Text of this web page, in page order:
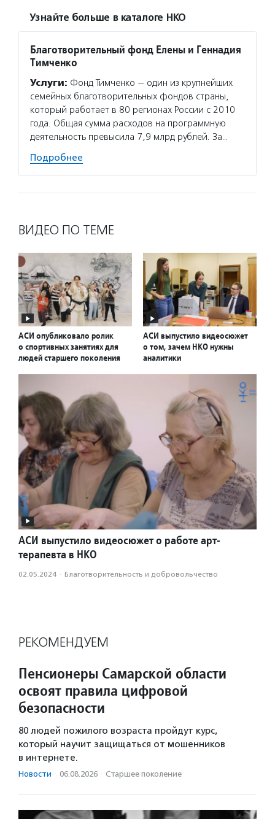
Узнайте больше в каталоге НКО
Благотворительный фонд Елены и Геннадия
Тимченко
Услуги: Фонд Тимченко — один из крупнейших
семейных благотворительных фондов страны,
который работает в 80 регионах России с 2010
года. Общая сумма расходов на программную
деятельность превысила 7,9 млрд рублей. За…
Подробнее
ВИДЕО ПО ТЕМЕ
АСИ опубликовало ролик
о спортивных занятиях для
людей старшего поколения
АСИ выпустило видеосюжет
о том, зачем НКО нужны
аналитики
АСИ выпустило видеосюжет о работе арт-
терапевта в НКО
02.05.2024 · Благотвори­тель­ность и доброволь­чест­во
РЕКОМЕНДУЕМ
Пенсионеры Самарской области
освоят правила цифровой
безопасности
80 людей пожилого возраста пройдут курс,
который научит защищаться от мошенников
в интернете.
Новости · 06.08.2026 · Старшее поколение